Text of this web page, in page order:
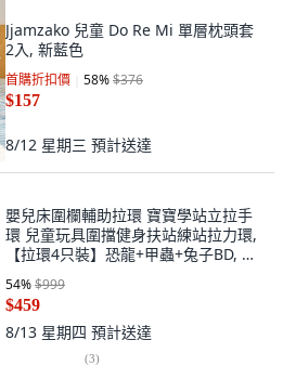
Jjamzako 兒童 Do Re Mi 單層枕頭套
2入, 新藍色
首購折扣價 58%$376
$157
8/12 星期三 預計送達
嬰兒床圍欄輔助拉環 寶寶學站立拉手
環 兒童玩具圍擋健身扶站練站拉力環,
【拉環4只裝】恐龍+甲蟲+兔子BD, 米
色,棕色
54%$999
$459
8/13 星期四 預計送達
(3)